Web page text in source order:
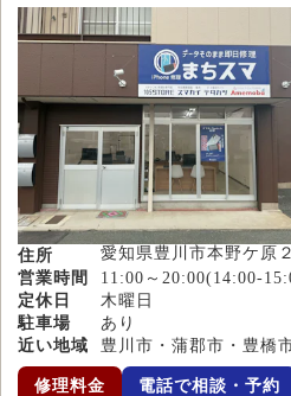
住所
愛知県豊川市本野ケ原
営業時間
11:00～20:00(14:00-
定休日
木曜日
駐車場
あり
近い地域
豊川市・蒲郡市・豊橋
修理料金 電話で相談・予約